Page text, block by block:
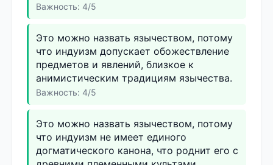
Важность: 4/5
Это можно назвать язычеством, потому
что индуизм допускает обожествление
предметов и явлений, близкое к
анимистическим традициям язычества.
Важность: 4/5
Это можно назвать язычеством, потому
что индуизм не имеет единого
догматического канона, что роднит его с